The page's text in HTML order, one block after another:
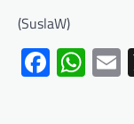
(SuslaW)